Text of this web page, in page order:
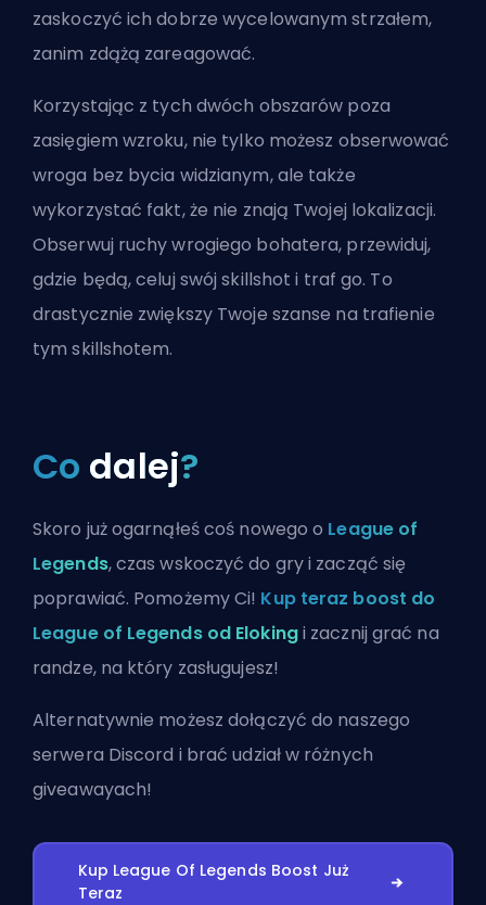
zaskoczyć ich dobrze wycelowanym strzałem,
zanim zdążą zareagować.
Korzystając z tych dwóch obszarów poza
zasięgiem wzroku, nie tylko możesz obserwować
wroga bez bycia widzianym, ale także
wykorzystać fakt, że nie znają Twojej lokalizacji.
Obserwuj ruchy wrogiego bohatera, przewiduj,
gdzie będą, celuj swój skillshot i traf go. To
drastycznie zwiększy Twoje szanse na trafienie
tym skillshotem.
Co dalej?
Skoro już ogarnąłeś coś nowego o League of
Legends, czas wskoczyć do gry i zacząć się
poprawiać. Pomożemy Ci! Kup teraz boost do
League of Legends od Elokingi zacznij grać na
randze, na który zasługujesz!
Alternatywnie możeszdołączyć do naszego
serwera Discord i brać udział w różnych
giveawayach!
Kup League Of Legends Boost Już
Teraz